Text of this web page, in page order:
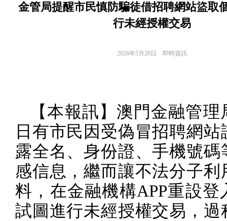
金管局提醒市民慎防騙徒借招聘網站盜取
行未經授權交易
2026年5月20日 即時資訊
【本報訊】澳門金融管
日有市民因受偽冒招聘網站
露全名、身份證、手機號碼
感信息，繼而讓不法分子利
料，在金融機構APP重設登
試圖進行未經授權交易，過